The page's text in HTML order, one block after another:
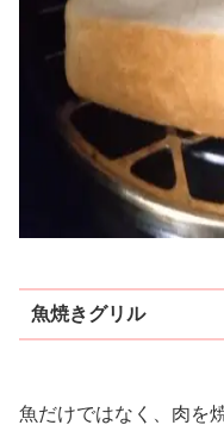
魚焼きグリル
魚だけではなく、肉を